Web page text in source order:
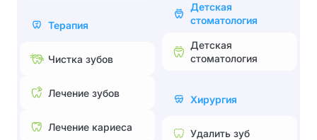
Терапия
Чистка зубов
Лечение зубов
Лечение кариеса
Детская
стоматология
Детская
стоматология
Хирургия
Удалить зуб